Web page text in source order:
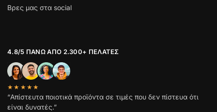
Βρες μας στα social
4.8/5 ΠΆΝΩ ΑΠΌ 2.300+ ΠΕΛΆΤΕΣ
★★★★★
“Απίστευτα ποιοτικά προϊόντα σε τιμές που δεν πίστευα ότι
είναι δυνατές.”